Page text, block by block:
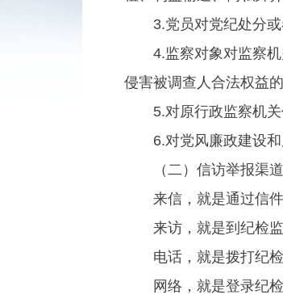
3.党员对党纪处分或
4.监察对象对监察机
侵害被调查人合法权益
5.对原行政监察机关
6.对党风廉政建设和
（二）信访举报渠道
来信，就是通过信件
来访，就是到纪检监
电话，就是拨打纪检
网络，就是登录纪检